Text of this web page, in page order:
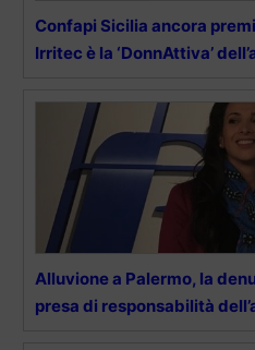
Confapi Sicilia ancora
Irritec è la ‘DonnAttiva’
Alluvione a Palermo, la
presa di responsabilità